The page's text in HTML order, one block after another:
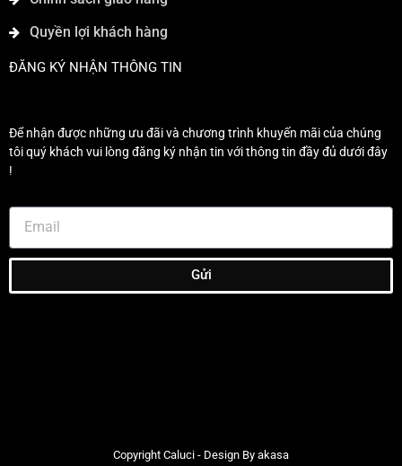
Quyền lợi khách hàng
ĐĂNG KÝ NHẬN THÔNG TIN
Để nhận được những ưu đãi và chương trình khuyến mãi của chúng
tôi quý khách vui lòng đăng ký nhận tin với thông tin đầy đủ dưới đây
!
Gửi
Copyright Caluci - Design By akasa